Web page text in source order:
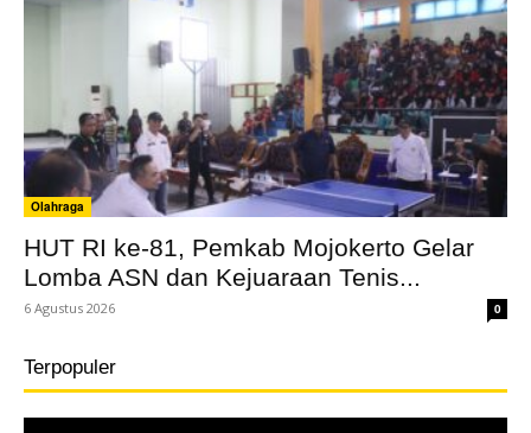
Olahraga
HUT RI ke-81, Pemkab Mojokerto Gelar
Lomba ASN dan Kejuaraan Tenis...
6 Agustus 2026 0
Terpopuler